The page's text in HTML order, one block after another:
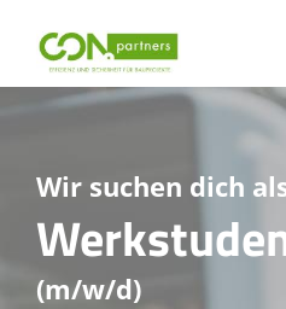
Wir suchen dich
(m/w/d)